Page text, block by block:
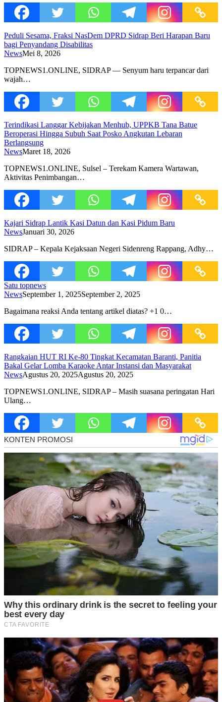
Peduli Sesama, Fraksi NasDem DPRD Sidrap Beri Harapan Baru
bagi Penyandang Disabilitas
NewsMei 8, 2026
TOPNEWS1.ONLINE, SIDRAP — Senyum haru terpancar dari
wajah…
Terindikasi Langgar Kebijakan Menhub, UPPKB Tana Batue
Beroperasi Hingga Subuh Saat Posko Angkutan Lebaran
Berlangsung
NewsMaret 18, 2026
TOPNEWS1.ONLINE, Sulsel – Terekam Kamera Wartawan,
Aktivitas Penimbangan…
Kajari Sidrap Lantik Kasi Datun dan Kasi Pidum Baru
NewsJanuari 30, 2026
SIDRAP – Kepala Kejaksaan Negeri Sidenreng Rappang, Adhy…
Satu topnews
NewsSeptember 1, 2025September 2, 2025
Bagaimana reaksi Anda tentang artikel diatas? +1 0…
Rangkaian HUT RI Ke-80 Tingkat Kecamatan Baranti, Panitia
Bakal Gelar Lomba Karaoke Antar Instansi dan Masyarakat
NewsAgustus 20, 2025Agustus 20, 2025
TOPNEWS1.ONLINE, SIDRAP – Masih suasana peringatan Hari
Ulang…